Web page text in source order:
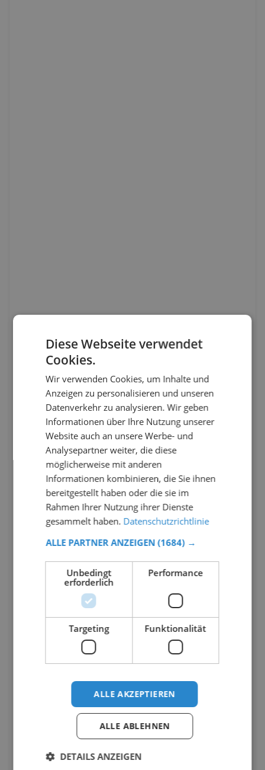
Diese Webseite verwendet
Cookies.
Wir verwenden Cookies, um Inhalte und
Anzeigen zu personalisieren und unseren
Datenverkehr zu analysieren. Wir geben
Informationen über Ihre Nutzung unserer
Website auch an unsere Werbe- und
Analysepartner weiter, die diese
möglicherweise mit anderen
Informationen kombinieren, die Sie ihnen
bereitgestellt haben oder die sie im
Rahmen Ihrer Nutzung ihrer Dienste
gesammelt haben. Datenschutzrichtlinie
ALLE PARTNER ANZEIGEN (1684) →
Unbedingt
erforderlich
Performance
Targeting Funktionalität
ALLE AKZEPTIEREN
ALLE ABLEHNEN
DETAILS ANZEIGEN